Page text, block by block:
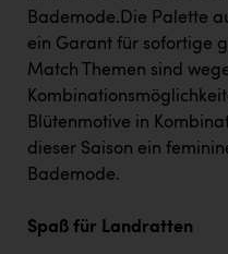
Bademode.Die Palette
ein Garant für sofortige
Match Themen sind
Blütenmotive in
dieser Saison ein
Bademode.
Spaß für Landratten